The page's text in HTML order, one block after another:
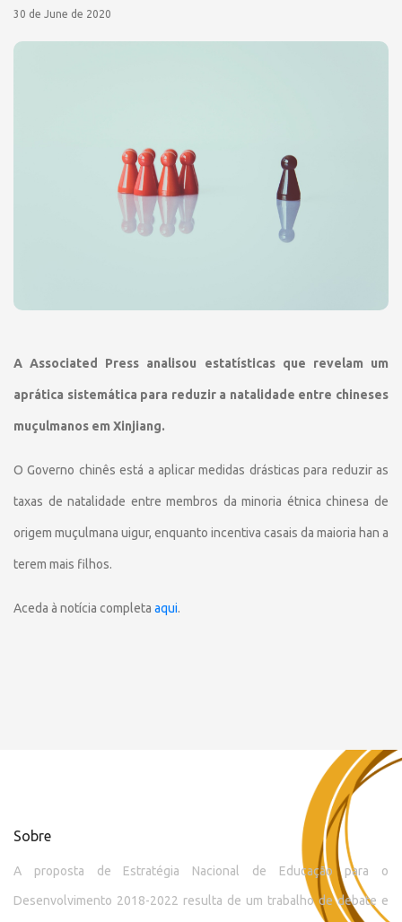
30 de June de 2020
A Associated Press analisou estatísticas que revelam um
aprática sistemática para reduzir a natalidade entre chineses
muçulmanos em Xinjiang.
O Governo chinês está a aplicar medidas drásticas para reduzir as
taxas de natalidade entre membros da minoria étnica chinesa de
origem muçulmana uigur, enquanto incentiva casais da maioria han a
terem mais filhos.
Aceda à notícia completa aqui.
Sobre
A proposta de Estratégia Nacional de Educação para o
Desenvolvimento 2018-2022 resulta de um trabalho de debate e